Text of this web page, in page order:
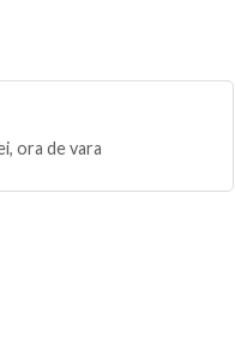
ora de vara